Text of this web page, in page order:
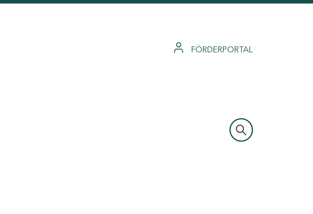
FÖRDERPORTAL